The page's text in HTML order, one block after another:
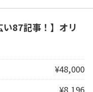
い87記事！】オリ
¥48,000
¥8,196